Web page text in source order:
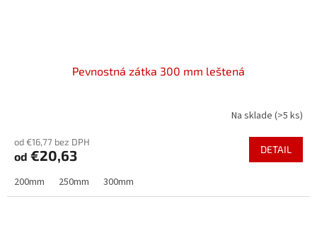
Pevnostná zátka 300 mm leštená
Na sklade (>5 ks)
od €16,77 bez DPH
od €20,63 DETAIL
200mm 250mm 300mm